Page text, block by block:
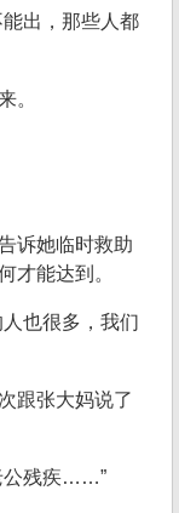
出，那些人都
。
诉她临时救助
才能达到。
也很多，我们
跟张大妈说了
公残疾……”